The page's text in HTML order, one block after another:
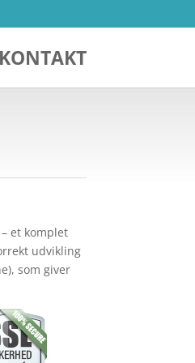
KONTAKT
et komplet
udvikling
som giver